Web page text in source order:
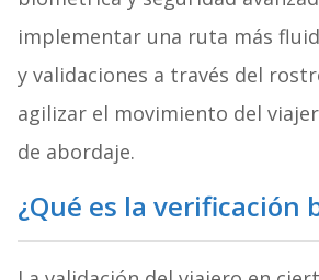
implementar una ruta más
y validaciones a través del
agilizar el movimiento del
de abordaje.
¿Qué es la verificación